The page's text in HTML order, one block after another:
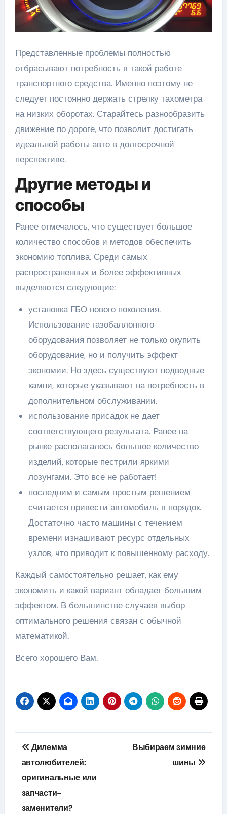
Представленные проблемы полностью
отбрасывают потребность в такой работе
транспортного средства. Именно поэтому не
следует постоянно держать стрелку тахометра
на низких оборотах. Старайтесь разнообразить
движение по дороге, что позволит достигать
идеальной работы авто в долгосрочной
перспективе.
Другие методы и
способы
Ранее отмечалось, что существует большое
количество способов и методов обеспечить
экономию топлива. Среди самых
распространенных и более эффективных
выделяются следующие:
установка ГБО нового поколения.
Использование газобаллонного
оборудования позволяет не только окупить
оборудование, но и получить эффект
экономии. Но здесь существуют подводные
камни, которые указывают на потребность в
дополнительном обслуживании.
использование присадок не дает
соответствующего результата. Ранее на
рынке располагалось большое количество
изделий, которые пестрили яркими
лозунгами. Это все не работает!
последним и самым простым решением
считается привести автомобиль в порядок.
Достаточно часто машины с течением
времени изнашивают ресурс отдельных
узлов, что приводит к повышенному расходу.
Каждый самостоятельно решает, как ему
экономить и какой вариант обладает большим
эффектом. В большинстве случаев выбор
оптимального решения связан с обычной
математикой.
Всего хорошего Вам.
Навигация
по
записям
Дилемма
автолюбителей:
оригинальные или
запчасти-
заменители?
Выбираем зимние
шины